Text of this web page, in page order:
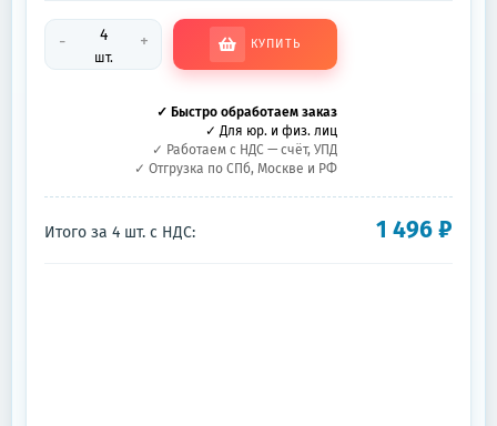
-
шт.
+ КУПИТЬ
✓ Быстро обработаем заказ
✓ Для юр. и физ. лиц
✓ Работаем с НДС — счёт, УПД
✓ Отгрузка по СПб, Москве и РФ
Итого за 4 шт. с НДС: 1 496₽